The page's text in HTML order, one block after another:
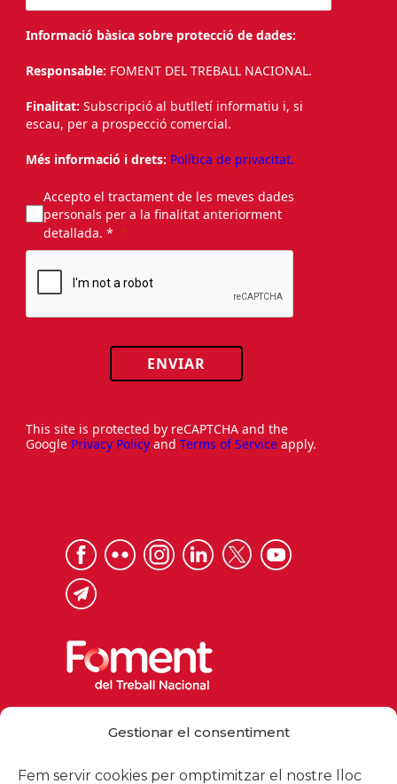
Gestionar el consentiment
Fem servir cookies per omptimitzar el nostre lloc
Informació bàsica sobre protecció de dades:
Responsable: FOMENT DEL TREBALL NACIONAL.
Finalitat: Subscripció al butlletí informatiu i, si
escau, per a prospecció comercial.
Més informació i drets: Política de privacitat.
Accepto el tractament de les meves dades
personals per a la finalitat anteriorment
detallada. *
ENVIAR
This site is protected by reCAPTCHA and the
Google Privacy Policy and Terms of Service apply.
foment@foment.com